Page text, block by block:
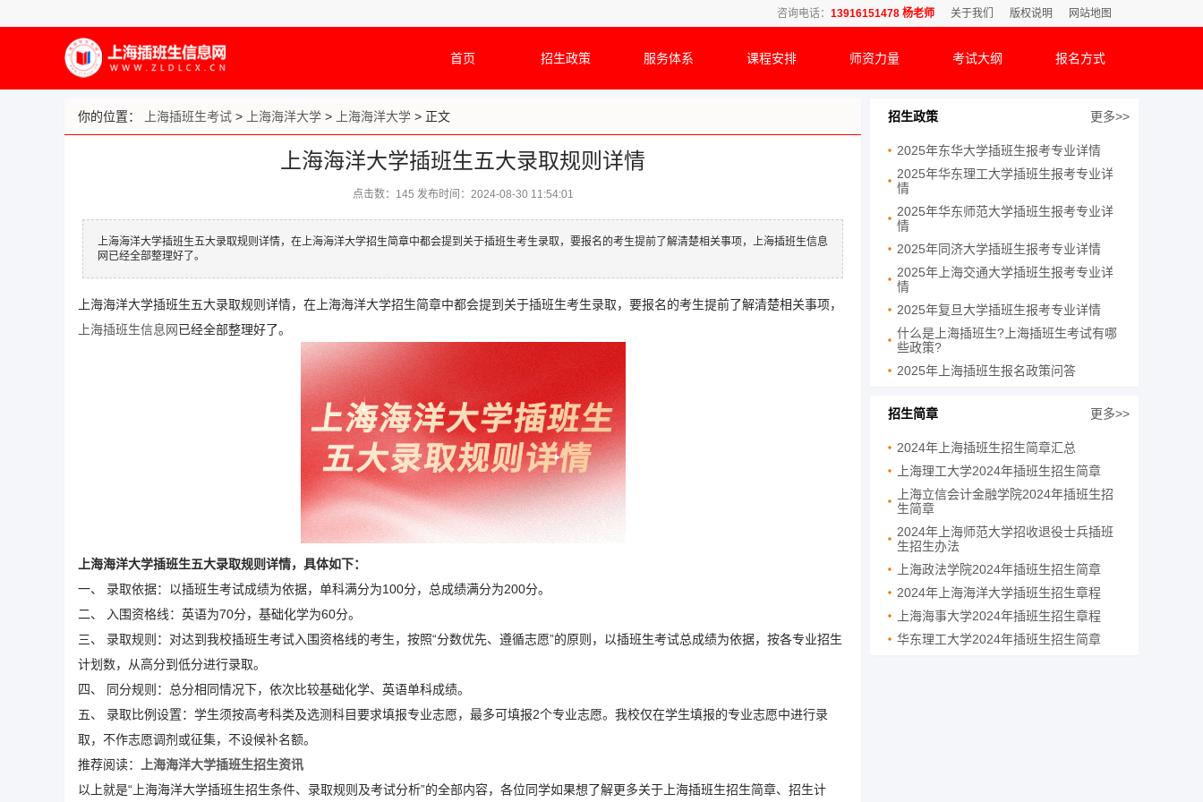
咨询电话： 13916151478 杨老师 关于我们 版权说明 网站地图
首页 招生政策 服务体系 课程安排 师资力量 考试大纲 报名方式
你的位置： 上海插班生考试 > 上海海洋大学 > 上海海洋大学 > 正文
上海海洋大学插班生五大录取规则详情
点击数： 145 发布时间：2024-08-30 11:54:01
上海海洋大学插班生五大录取规则详情，在上海海洋大学招生简章中都会提到关于插班生考生录取，要报名的考生提前了解清楚相关事项，上海插班生信息
网​已经全部整理好了。
上海海洋大学插班生五大录取规则详情，在上海海洋大学招生简章中都会提到关于插班生考生录取，要报名的考生提前了解清楚相关事项，
上海插班生信息网已经全部整理好了。
上海海洋大学插班生五大录取规则详情，具体如下：
一、 录取依据：以插班生考试成绩为依据，单科满分为100分，总成绩满分为200分。
二、 入围资格线：英语为70分，基础化学为60分。
三、 录取规则：对达到我校插班生考试入围资格线的考生，按照“分数优先、遵循志愿”的原则，以插班生考试总成绩为依据，按各专业招生
计划数，从高分到低分进行录取。
四、 同分规则：总分相同情况下，依次比较基础化学、英语单科成绩。
五、 录取比例设置：学生须按高考科类及选测科目要求填报专业志愿，最多可填报2个专业志愿。我校仅在学生填报的专业志愿中进行录
取，不作志愿调剂或征集，不设候补名额。
推荐阅读：
上海海洋大学插班生招生资讯
以上就是“上海海洋大学插班生招生条件、录取规则及考试分析”的全部内容，各位同学如果想了解更多关于上海插班生招生简章、招生计
招生政策 更多>>
2025年东华大学插班生报考专业详情
2025年华东理工大学插班生报考专业详
情
2025年华东师范大学插班生报考专业详
情
2025年同济大学插班生报考专业详情
2025年上海交通大学插班生报考专业详
情
2025年复旦大学插班生报考专业详情
什么是上海插班生?上海插班生考试有哪
些政策?
2025年上海插班生报名政策问答
招生简章 更多>>
2024年上海插班生招生简章汇总
上海理工大学2024年插班生招生简章
上海立信会计金融学院2024年插班生招
生简章
2024年上海师范大学招收退役士兵插班
生招生办法
上海政法学院2024年插班生招生简章
2024年上海海洋大学插班生招生章程
上海海事大学2024年插班生招生章程
华东理工大学2024年插班生招生简章